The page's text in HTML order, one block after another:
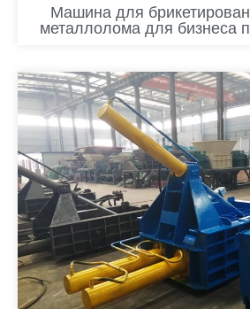
Машина для
металлолома для бизнеса